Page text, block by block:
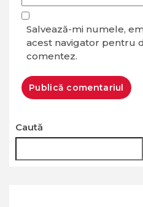
Salvează-mi numele,
acest navigator pentru
comentez.
Caută